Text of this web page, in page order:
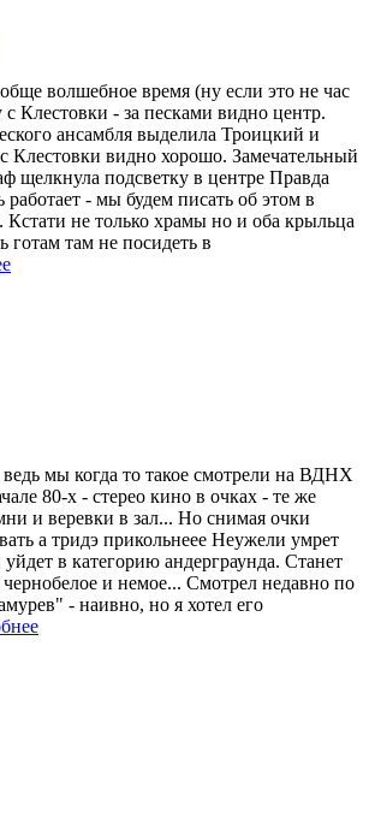
волшебное время (ну если это не час
Клестовки - за песками видно центр.
ансамбля выделила Троицкий и
Клестовки видно хорошо. Замечательный
щелкнула подсветку в центре Правда
- мы будем писать об этом в
не только храмы но и оба крыльца
готам там не посидеть в
ведь мы когда то такое смотрели на ВДНХ
80-х - стерео кино в очках - те же
и веревки в зал... Но снимая очки
а тридэ прикольнеее Неужели умрет
в категорию андерграунда. Станет
и немое... Смотрел недавно по
- наивно, но я хотел его